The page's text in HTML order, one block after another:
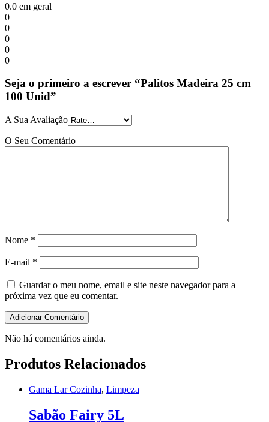
0.0 em geral
0
0
0
0
0
Seja o primeiro a escrever “Palitos Madeira 25 cm
100 Unid”
A Sua Avaliação
O Seu Comentário
Nome *
E-mail *
Guardar o meu nome, email e site neste navegador para a
próxima vez que eu comentar.
Não há comentários ainda.
Produtos Relacionados
Gama Lar Cozinha, Limpeza
Sabão Fairy 5L